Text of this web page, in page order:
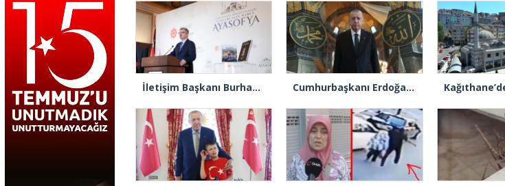
İletişim Başkanı Burhanettin Duran: “Ayasofya’nın ibadete açılması adeta bir Kızılelma’ydı” Cumhurbaşkanı Erdoğan: “Ayasofya’nın dirilişi mübarek olsun”